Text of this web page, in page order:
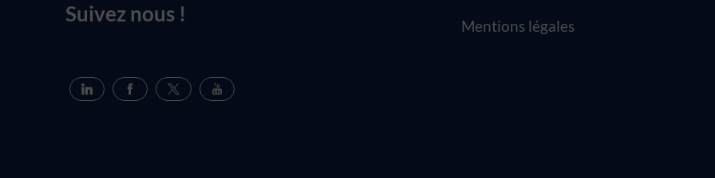
Suivez nous ! Mentions légales